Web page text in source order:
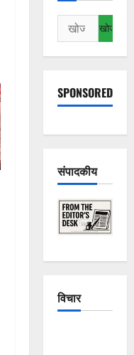
निम्न
को
खोजें:
SPONSORED
संपादकीय
विचार